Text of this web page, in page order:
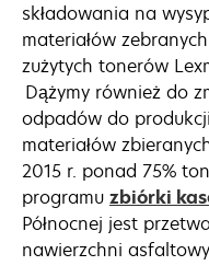
składowania na
materiałów
zużytych tonerów
Dążymy również do
odpadów do
materiałów
2015 r. ponad 75%
programu zbiórki
Północnej jest
nawierzchni